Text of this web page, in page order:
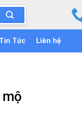
Tin Tức Liên hệ